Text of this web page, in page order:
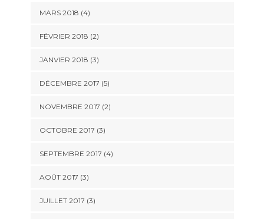
MARS 2018 (4)
FÉVRIER 2018 (2)
JANVIER 2018 (3)
DÉCEMBRE 2017 (5)
NOVEMBRE 2017 (2)
OCTOBRE 2017 (3)
SEPTEMBRE 2017 (4)
AOÛT 2017 (3)
JUILLET 2017 (3)